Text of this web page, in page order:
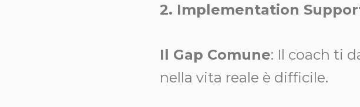
2. Implementation
Il Gap Comune: Il coach ti
nella vita reale è difficile.